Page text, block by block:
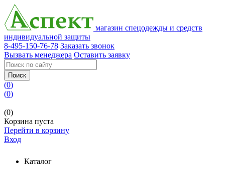
магазин спецодежды и средств
индивидуальной защиты
8-495-150-76-78 Заказать звонок
Вызвать менеджера Оставить заявку
Поиск
(0)
(0)
(0)
Корзина пуста
Перейти в корзину
Вход
Каталог